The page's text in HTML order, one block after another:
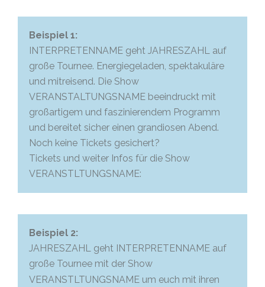
Beispiel 1:
INTERPRETENNAME geht JAHRESZAHL auf
große Tournee. Energiegeladen, spektakuläre
und mitreisend. Die Show
VERANSTALTUNGSNAME beeindruckt mit
großartigem und faszinierendem Programm
und bereitet sicher einen grandiosen Abend.
Noch keine Tickets gesichert?
Tickets und weiter Infos für die Show
VERANSTLTUNGSNAME:
Beispiel 2:
JAHRESZAHL geht INTERPRETENNAME auf
große Tournee mit der Show
VERANSTLTUNGSNAME um euch mit ihren